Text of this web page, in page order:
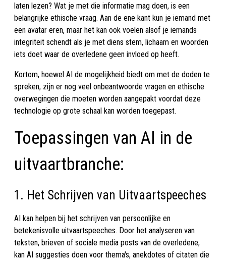
laten lezen? Wat je met die informatie mag doen, is een
belangrijke ethische vraag. Aan de ene kant kun je iemand met
een avatar eren, maar het kan ook voelen alsof je iemands
integriteit schendt als je met diens stem, lichaam en woorden
iets doet waar de overledene geen invloed op heeft.
Kortom, hoewel AI de mogelijkheid biedt om met de doden te
spreken, zijn er nog veel onbeantwoorde vragen en ethische
overwegingen die moeten worden aangepakt voordat deze
technologie op grote schaal kan worden toegepast.
Toepassingen van AI in de
uitvaartbranche:
1. Het Schrijven van Uitvaartspeeches
AI kan helpen bij het schrijven van persoonlijke en
betekenisvolle uitvaartspeeches. Door het analyseren van
teksten, brieven of sociale media posts van de overledene,
kan AI suggesties doen voor thema's, anekdotes of citaten die